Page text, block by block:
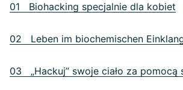
01 Biohacking specjalnie dla kobiet
02 Leben im biochemischen
03 „Hackuj” swoje ciało za pomocą